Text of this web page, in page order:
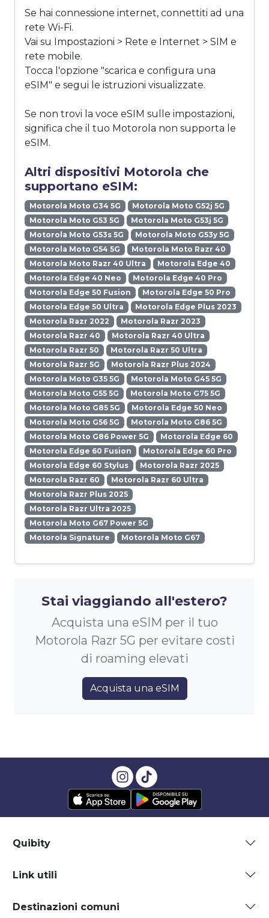
Se hai connessione internet, connettiti ad una
rete Wi-Fi.
Vai su Impostazioni > Rete e Internet > SIM e
rete mobile.
Tocca l'opzione "scarica e configura una
eSIM" e segui le istruzioni visualizzate.
Se non trovi la voce eSIM sulle impostazioni,
significa che il tuo Motorola non supporta le
eSIM.
Altri dispositivi Motorola che
supportano eSIM:
Motorola Moto G34 5G
Motorola Moto G52j 5G
Motorola Moto G53 5G
Motorola Moto G53j 5G
Motorola Moto G53s 5G
Motorola Moto G53y 5G
Motorola Moto G54 5G
Motorola Moto Razr 40
Motorola Moto Razr 40 Ultra
Motorola Edge 40
Motorola Edge 40 Neo
Motorola Edge 40 Pro
Motorola Edge 50 Fusion
Motorola Edge 50 Pro
Motorola Edge 50 Ultra
Motorola Edge Plus 2023
Motorola Razr 2022
Motorola Razr 2023
Motorola Razr 40
Motorola Razr 40 Ultra
Motorola Razr 50
Motorola Razr 50 Ultra
Motorola Razr 5G
Motorola Razr Plus 2024
Motorola Moto G35 5G
Motorola Moto G45 5G
Motorola Moto G55 5G
Motorola Moto G75 5G
Motorola Moto G85 5G
Motorola Edge 50 Neo
Motorola Moto G56 5G
Motorola Moto G86 5G
Motorola Moto G86 Power 5G
Motorola Edge 60
Motorola Edge 60 Fusion
Motorola Edge 60 Pro
Motorola Edge 60 Stylus
Motorola Razr 2025
Motorola Razr 60
Motorola Razr 60 Ultra
Motorola Razr Plus 2025
Motorola Razr Ultra 2025
Motorola Moto G67 Power 5G
Motorola Signature
Motorola Moto G67
Stai viaggiando all'estero?
Acquista una eSIM per il tuo
Motorola Razr 5G per evitare costi
di roaming elevati
Acquista una eSIM
Quibity
Link utili
Destinazioni comuni